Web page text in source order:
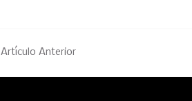
Artículo Anterior